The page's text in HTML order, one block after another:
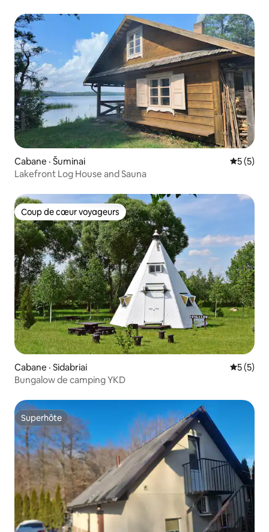
Cabane · Šuminai Note
5 (5)
Lakefront Log House and Sauna
Coup de cœur voyageurs
Coup de cœur voyageurs
Cabane · Sidabriai Note
5 (5)
Bungalow de camping YKD
Superhôte
Superhôte